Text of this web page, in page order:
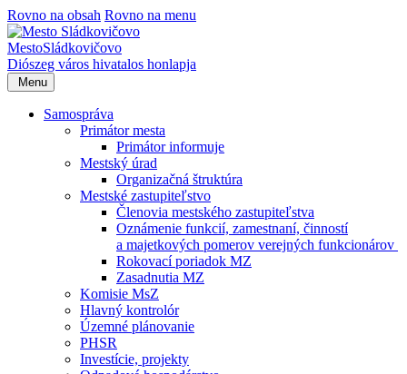
Rovno na obsah Rovno na menu
MestoSládkovičovo
Diószeg város hivatalos honlapja
Menu
Samospráva
Primátor mesta
Primátor informuje
Mestský úrad
Organizačná štruktúra
Mestské zastupiteľstvo
Členovia mestského zastupiteľstva
Oznámenie funkcií, zamestnaní, činností
a majetkových pomerov verejných funkcionárov
Rokovací poriadok MZ
Zasadnutia MZ
Komisie MsZ
Hlavný kontrolór
Územné plánovanie
PHSR
Investície, projekty